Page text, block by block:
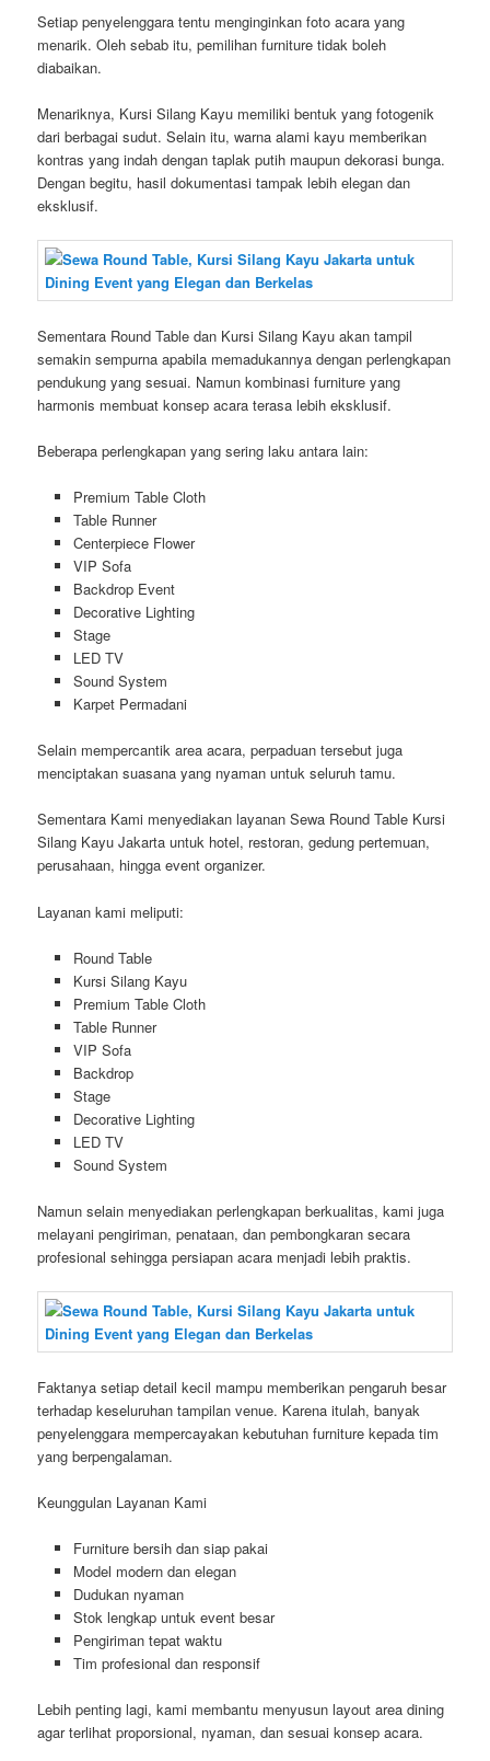
Setiap penyelenggara tentu menginginkan foto acara yang
menarik. Oleh sebab itu, pemilihan furniture tidak boleh
diabaikan.
Menariknya, Kursi Silang Kayu memiliki bentuk yang fotogenik
dari berbagai sudut. Selain itu, warna alami kayu memberikan
kontras yang indah dengan taplak putih maupun dekorasi bunga.
Dengan begitu, hasil dokumentasi tampak lebih elegan dan
eksklusif.
Sementara Round Table dan Kursi Silang Kayu akan tampil
semakin sempurna apabila memadukannya dengan perlengkapan
pendukung yang sesuai. Namun kombinasi furniture yang
harmonis membuat konsep acara terasa lebih eksklusif.
Beberapa perlengkapan yang sering laku antara lain:
Premium Table Cloth
Table Runner
Centerpiece Flower
VIP Sofa
Backdrop Event
Decorative Lighting
Stage
LED TV
Sound System
Karpet Permadani
Selain mempercantik area acara, perpaduan tersebut juga
menciptakan suasana yang nyaman untuk seluruh tamu.
Sementara Kami menyediakan layanan Sewa Round Table Kursi
Silang Kayu Jakarta untuk hotel, restoran, gedung pertemuan,
perusahaan, hingga event organizer.
Layanan kami meliputi:
Round Table
Kursi Silang Kayu
Premium Table Cloth
Table Runner
VIP Sofa
Backdrop
Stage
Decorative Lighting
LED TV
Sound System
Namun selain menyediakan perlengkapan berkualitas, kami juga
melayani pengiriman, penataan, dan pembongkaran secara
profesional sehingga persiapan acara menjadi lebih praktis.
Faktanya setiap detail kecil mampu memberikan pengaruh besar
terhadap keseluruhan tampilan venue. Karena itulah, banyak
penyelenggara mempercayakan kebutuhan furniture kepada tim
yang berpengalaman.
Keunggulan Layanan Kami
Furniture bersih dan siap pakai
Model modern dan elegan
Dudukan nyaman
Stok lengkap untuk event besar
Pengiriman tepat waktu
Tim profesional dan responsif
Lebih penting lagi, kami membantu menyusun layout area dining
agar terlihat proporsional, nyaman, dan sesuai konsep acara.